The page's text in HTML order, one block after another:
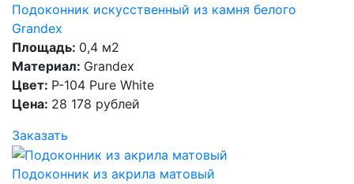
Подоконник искусственный из камня белого
Grandex
Площадь: 0,4 м2
Материал: Grandex
Цвет: P-104 Pure White
Цена: 28 178 рублей
Заказать
Подоконник из акрила матовый